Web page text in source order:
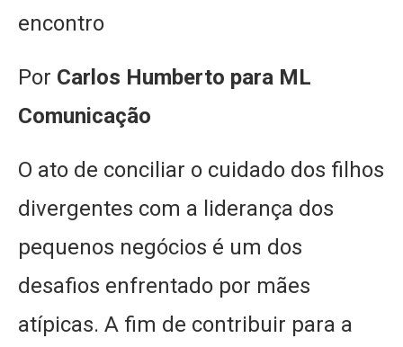
encontro
Por Carlos Humberto para ML
Comunicação
O ato de conciliar o cuidado dos filhos
divergentes com a liderança dos
pequenos negócios é um dos
desafios enfrentado por mães
atípicas. A fim de contribuir para a